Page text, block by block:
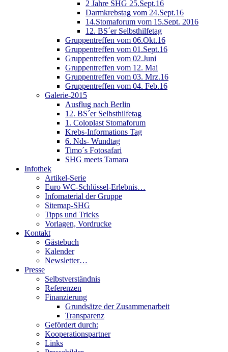
2 Jahre SHG 25.Sept.16
Darmkrebstag vom 24.Sept.16
14.Stomaforum vom 15.Sept. 2016
12. BS´er Selbsthilfetag
Gruppentreffen vom 06.Okt.16
Gruppentreffen vom 01.Sept.16
Gruppentreffen vom 02.Juni
Gruppentreffen vom 12. Mai
Gruppentreffen vom 03. Mrz.16
Gruppentreffen vom 04. Feb.16
Galerie-2015
Ausflug nach Berlin
12. BS´er Selbsthilfetag
1. Coloplast Stomaforum
Krebs-Informations Tag
6. Nds- Wundtag
Timo´s Fotosafari
SHG meets Tamara
Infothek
Artikel-Serie
Euro WC-Schlüssel-Erlebnis…
Infomaterial der Gruppe
Sitemap-SHG
Tipps und Tricks
Vorlagen, Vordrucke
Kontakt
Gästebuch
Kalender
Newsletter…
Presse
Selbstverständnis
Referenzen
Finanzierung
Grundsätze der Zusammenarbeit
Transparenz
Gefördert durch:
Kooperationspartner
Links